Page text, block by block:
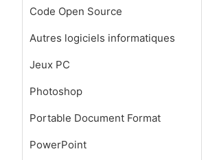
Code Open Source
Autres logiciels informatiques
Jeux PC
Photoshop
Portable Document Format
PowerPoint